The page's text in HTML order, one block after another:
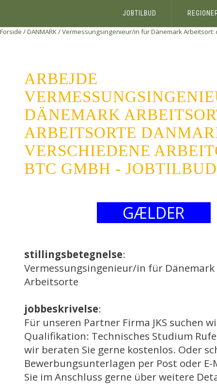
JOBTILBUD
Forside /DANMARK/Vermessungsingenieur/in für Dänemark Arbeitsort:
ARBEJDE
DÄNEMARK
ARBEITSORTE
VERSCHIEDENE
BTC GMBH - JOBTILBUD
GÆLDER
stillingsbetegnelse:
Vermessungsingenieur/in für
Arbeitsorte
jobbeskrivelse:
Für unseren Partner Firma JKS suchen
Qualifikation: Technisches Studium
wir beraten Sie gerne kostenlos. Oder
Bewerbungsunterlagen per Post oder
Sie im Anschluss gerne über weitere